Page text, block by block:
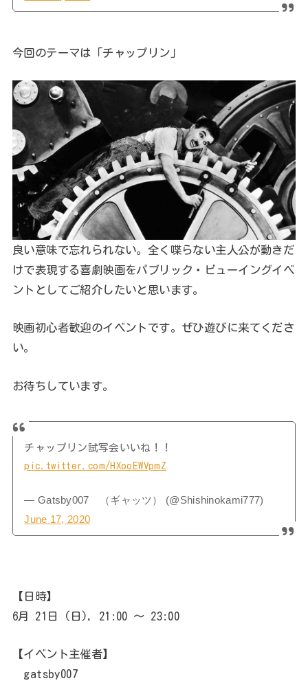
今回のテーマは「チャップリン」
良い意味で忘れられない。全く喋らない主人公が動きだ
けで表現する喜劇映画をパブリック・ビューイングイベ
ントとしてご紹介したいと思います。
映画初心者歓迎のイベントです。ぜひ遊びに来てくださ
い。
お待ちしています。
チャップリン試写会いいね！！
pic.twitter.com/HXooEWVpmZ
— Gatsby007 （ギャッツ） (@Shishinokami777)
June 17, 2020
【日時】
6月 21日 (日), 21:00 ～ 23:00
【イベント主催者】
gatsby007